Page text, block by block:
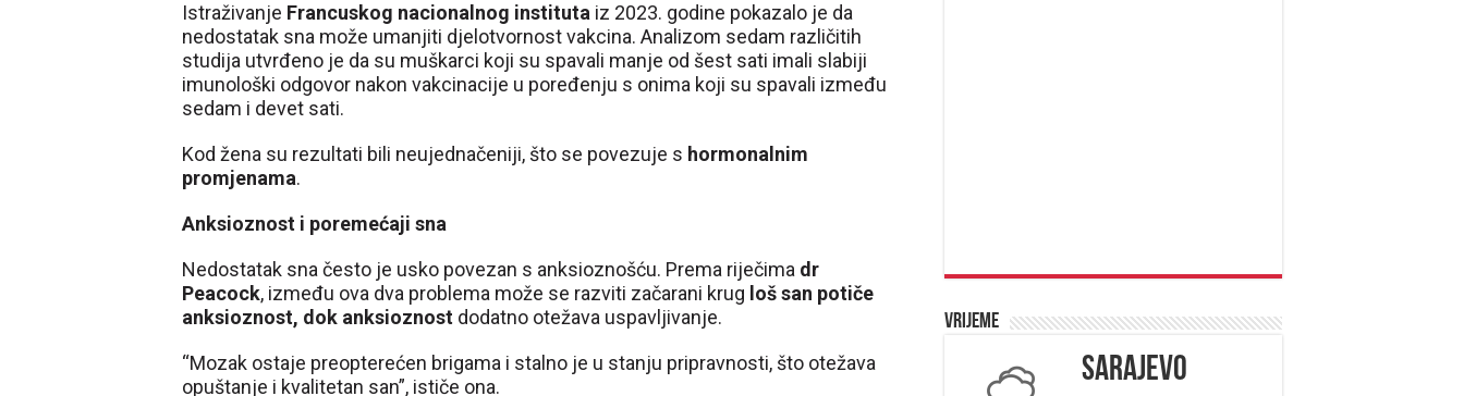
Istraživanje Francuskog nacionalnog instituta iz 2023. godine pokazalo je da
nedostatak sna može umanjiti djelotvornost vakcina. Analizom sedam različitih
studija utvrđeno je da su muškarci koji su spavali manje od šest sati imali slabiji
imunološki odgovor nakon vakcinacije u poređenju s onima koji su spavali između
sedam i devet sati.
Kod žena su rezultati bili neujednačeniji, što se povezuje s hormonalnim
promjenama.
Anksioznost i poremećaji sna
Nedostatak sna često je usko povezan s anksioznošću. Prema riječima dr
Peacock, između ova dva problema može se razviti začarani krug loš san potiče
anksioznost, dok anksioznost dodatno otežava uspavljivanje.
“Mozak ostaje preopterećen brigama i stalno je u stanju pripravnosti, što otežava
opuštanje i kvalitetan san”, ističe ona.
Vrijeme
Sarajevo